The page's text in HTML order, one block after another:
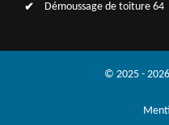
Démoussage de toiture 64
© 2025 -